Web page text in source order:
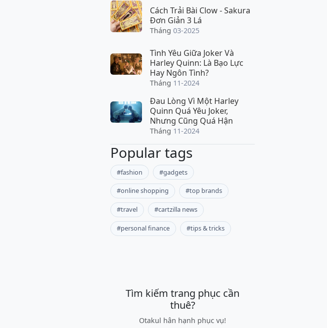
Cách Trải Bài Clow - Sakura
Đơn Giản 3 Lá
Tháng 03-2025
Tình Yêu Giữa Joker Và
Harley Quinn: Là Bạo Lực
Hay Ngôn Tình?
Tháng 11-2024
Đau Lòng Vì Một Harley
Quinn Quá Yêu Joker,
Nhưng Cũng Quá Hận
Tháng 11-2024
Popular tags
#fashion #gadgets
#online shopping #top brands
#travel #cartzilla news
#personal finance #tips & tricks
Tìm kiếm trang phục cần
thuê?
Otakul hân hạnh phục vụ!